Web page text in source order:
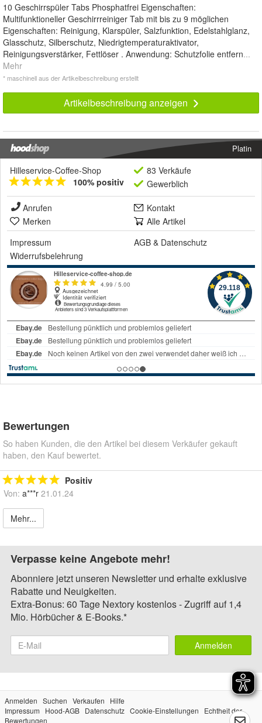
10 Geschirrspüler Tabs Phosphatfrei Eigenschaften:
Multifunktioneller Geschirrreiniger Tab mit bis zu 9 möglichen
Eigenschaften: Reinigung, Klarspüler, Salzfunktion, Edelstahlglanz,
Glasschutz, Silberschutz, Niedrigtemperaturaktivator,
Reinigungsverstärker, Fettlöser . Anwendung: Schutzfolie entfern...
Mehr
* maschinell aus der Artikelbeschreibung erstellt
Artikelbeschreibung anzeigen
Platin
Hilleservice-Coffee-Shop
100% positiv
83 Verkäufe
Gewerblich
Anrufen
Kontakt
Merken
Alle Artikel
Impressum
AGB & Datenschutz
Widerrufsbelehrung
Bewertungen
So haben Kunden, die den Artikel bei diesem Verkäufer gekauft
haben, den Kauf bewertet.
Positiv
Von: a***r 21.01.24
Mehr...
Verpasse keine Angebote mehr!
Abonniere jetzt unseren Newsletter und erhalte exklusive
Rabatte und Neuigkeiten.
Extra-Bonus: 60 Tage Nextory kostenlos - Zugriff auf 1,4
Mio. Hörbücher & E-Books.*
Anmelden
Anmelden Suchen Verkaufen
Hilfe
Impressum
Hood-AGB Datenschutz Cookie-Einstellungen
Echtheit der
Bewertungen